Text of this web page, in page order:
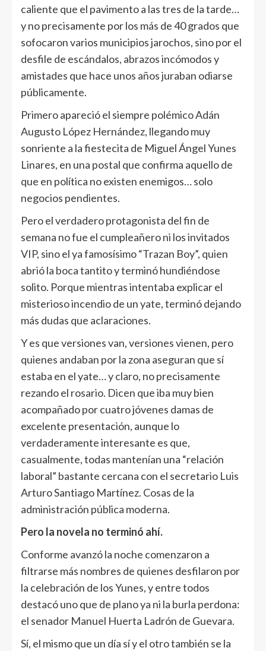
caliente que el pavimento a las tres de la tarde…
y no precisamente por los más de 40 grados que
sofocaron varios municipios jarochos, sino por el
desfile de escándalos, abrazos incómodos y
amistades que hace unos años juraban odiarse
públicamente.
Primero apareció el siempre polémico Adán
Augusto López Hernández, llegando muy
sonriente a la fiestecita de Miguel Ángel Yunes
Linares, en una postal que confirma aquello de
que en política no existen enemigos… solo
negocios pendientes.
Pero el verdadero protagonista del fin de
semana no fue el cumpleañero ni los invitados
VIP, sino el ya famosísimo “Trazan Boy”, quien
abrió la boca tantito y terminó hundiéndose
solito. Porque mientras intentaba explicar el
misterioso incendio de un yate, terminó dejando
más dudas que aclaraciones.
Y es que versiones van, versiones vienen, pero
quienes andaban por la zona aseguran que sí
estaba en el yate… y claro, no precisamente
rezando el rosario. Dicen que iba muy bien
acompañado por cuatro jóvenes damas de
excelente presentación, aunque lo
verdaderamente interesante es que,
casualmente, todas mantenían una “relación
laboral” bastante cercana con el secretario Luis
Arturo Santiago Martínez. Cosas de la
administración pública moderna.
Pero la novela no terminó ahí.
Conforme avanzó la noche comenzaron a
filtrarse más nombres de quienes desfilaron por
la celebración de los Yunes, y entre todos
destacó uno que de plano ya ni la burla perdona:
el senador Manuel Huerta Ladrón de Guevara.
Sí, el mismo que un día sí y el otro también se la